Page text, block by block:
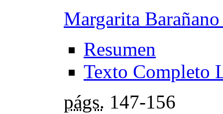
Margarita
Resumen
Texto Completo
págs. 147-156